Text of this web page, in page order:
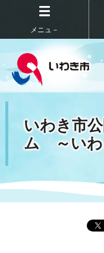
メニュ－
いわき市
ム ～いわ